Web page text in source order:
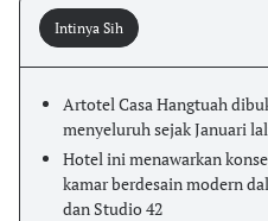
Intinya Sih
Artotel Casa Hangtuah
menyeluruh sejak Januari
Hotel ini menawarkan
kamar berdesain modern
dan Studio 42